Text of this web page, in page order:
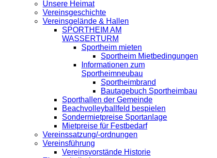
Unsere Heimat
Vereinsgeschichte
Vereinsgelände & Hallen
SPORTHEIM AM
WASSERTURM
Sportheim mieten
Sportheim Mietbedingungen
Informationen zum
Sportheimneubau
Sportheimbrand
Bautagebuch Sportheimbau
Sporthallen der Gemeinde
Beachvolleyballfeld bespielen
Sondermietpreise Sportanlage
Mietpreise für Festbedarf
Vereinssatzung/-ordnungen
Vereinsführung
Vereinsvorstände Historie